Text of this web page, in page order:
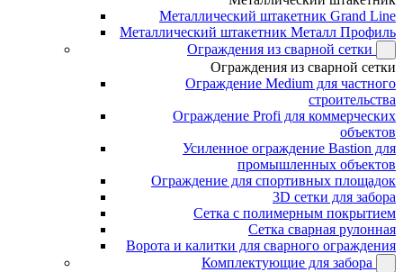
Металлический штакетник Grand Line
Металлический штакетник Металл Профиль
Ограждения из сварной сетки
Ограждения из сварной сетки
Ограждение Medium для частного
строительства
Ограждение Profi для коммерческих
объектов
Усиленное ограждение Bastion для
промышленных объектов
Ограждение для спортивных площадок
3D сетки для забора
Сетка с полимерным покрытием
Сетка сварная рулонная
Ворота и калитки для сварного ограждения
Комплектующие для забора